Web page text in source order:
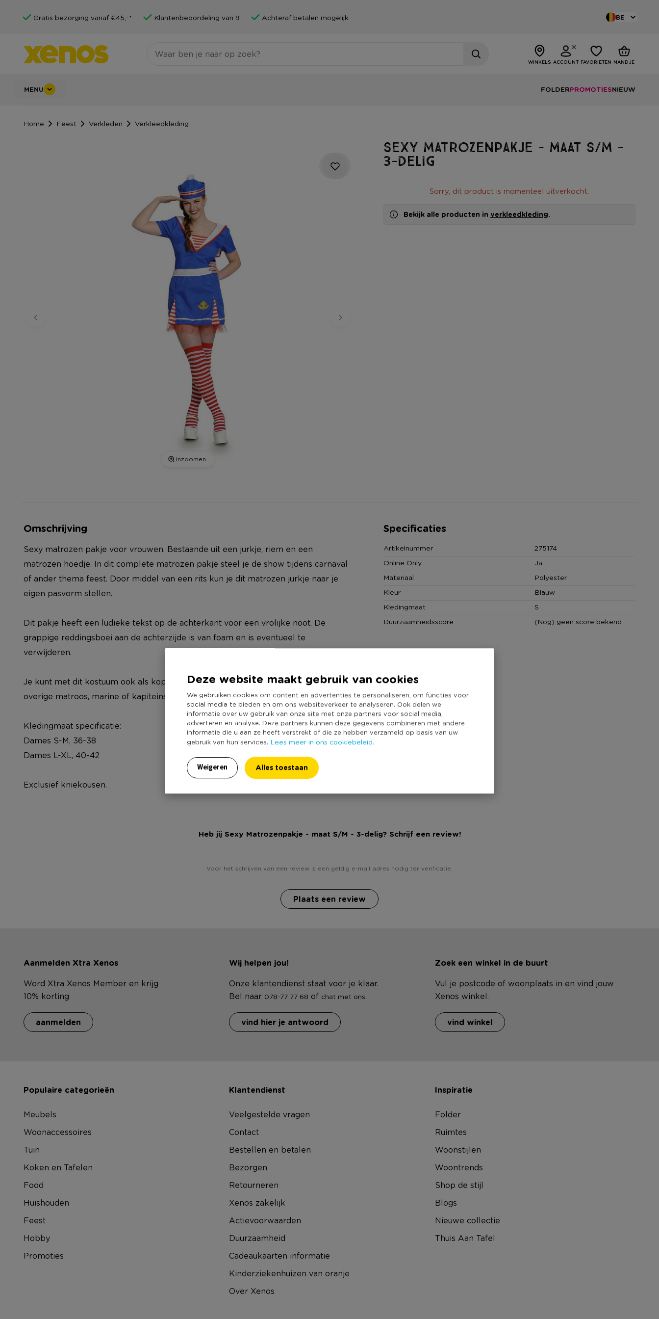
Deze website maakt gebruik van cookies
We gebruiken cookies om content en advertenties te personaliseren, om functies voor
social media te bieden en om ons websiteverkeer te analyseren. Ook delen we
informatie over uw gebruik van onze site met onze partners voor social media,
adverteren en analyse. Deze partners kunnen deze gegevens combineren met andere
informatie die u aan ze heeft verstrekt of die ze hebben verzameld op basis van uw
gebruik van hun services. Lees meer in ons cookiebeleid.
Weigeren Alles toestaan
Gratis bezorging vanaf €45,-* Klantenbeoordeling van 9 Achteraf betalen mogelijk BE
WINKELS ACCOUNT FAVORIETEN MANDJE
MENU FOLDERPROMOTIESNIEUW
Home Feest Verkleden Verkleedkleding
Inzoomen
Sexy Matrozenpakje - maat S/M -
3-delig
Sorry, dit product is momenteel uitverkocht.
Bekijk alle producten in verkleedkleding.
Omschrijving
Sexy matrozen pakje voor vrouwen. Bestaande uit een jurkje, riem en een
matrozen hoedje. In dit complete matrozen pakje steel je de show tijdens carnaval
of ander thema feest. Door middel van een rits kun je dit matrozen jurkje naar je
eigen pasvorm stellen.
Dit pakje heeft een ludieke tekst op de achterkant voor een vrolijke noot. De
grappige reddingsboei aan de achterzijde is van foam en is eventueel te
verwijderen.
Je kunt met dit kostuum ook als koppel verkleed gaan, bekijk hiervoor onze
overige matroos, marine of kapiteins kleding.
Kledingmaat specificatie:
Dames S-M, 36-38
Dames L-XL, 40-42
Exclusief kniekousen.
Specificaties
Artikelnummer
275174
Online Only
Ja
Materiaal
Polyester
Kleur
Blauw
Kledingmaat
S
Duurzaamheidsscore
(Nog) geen score bekend
Heb jij Sexy Matrozenpakje - maat S/M - 3-delig? Schrijf een review!
Voor het schrijven van een review is een geldig e-mail adres nodig ter verificatie.
Plaats een review
Aanmelden Xtra Xenos
Word Xtra Xenos Member en krijg
10% korting
aanmelden
Wij helpen jou!
Onze klantendienst staat voor je klaar.
Bel naar 078-77 77 68 of chat met ons.
vind hier je antwoord
Zoek een winkel in de buurt
Vul je postcode of woonplaats in en vind jouw
Xenos winkel.
vind winkel
Populaire categorieën
Meubels
Woonaccessoires
Tuin
Koken en Tafelen
Food
Huishouden
Feest
Hobby
Promoties
Klantendienst
Veelgestelde vragen
Contact
Bestellen en betalen
Bezorgen
Retourneren
Xenos zakelijk
Actievoorwaarden
Duurzaamheid
Cadeaukaarten informatie
Kinderziekenhuizen van oranje
Over Xenos
Inspiratie
Folder
Ruimtes
Woonstijlen
Woontrends
Shop de stijl
Blogs
Nieuwe collectie
Thuis Aan Tafel